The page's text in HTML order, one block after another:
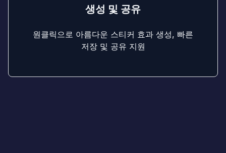
생성 및 공유
원클릭으로 아름다운 스티커 효과 생성, 빠른
저장 및 공유 지원